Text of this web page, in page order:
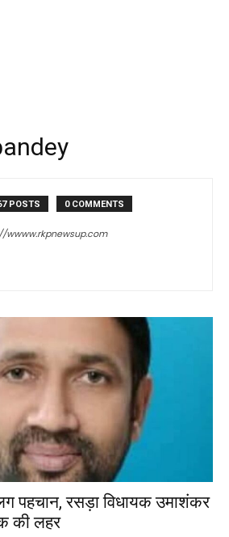
POSTS 0 COMMENTS
wwww.rkpnewsup.com
पहचान, रसड़ा विधायक उमाशंकर
की लहर